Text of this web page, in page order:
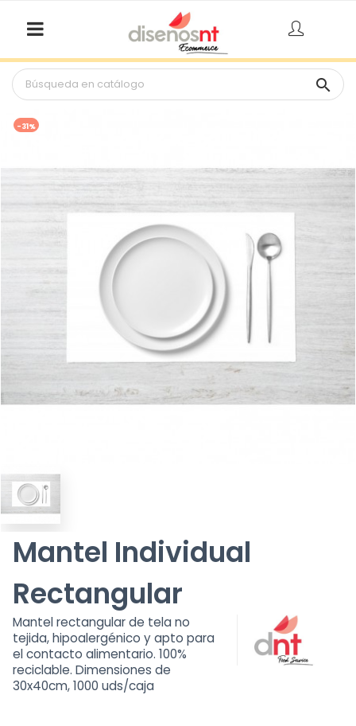

-31%
Mantel Individual
Rectangular
Mantel rectangular de tela no
tejida, hipoalergénico y apto para
el contacto alimentario. 100%
reciclable. Dimensiones de
30x40cm, 1000 uds/caja